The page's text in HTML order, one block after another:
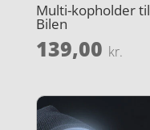
Multi-kopholder til
Bilen
139,00 kr.